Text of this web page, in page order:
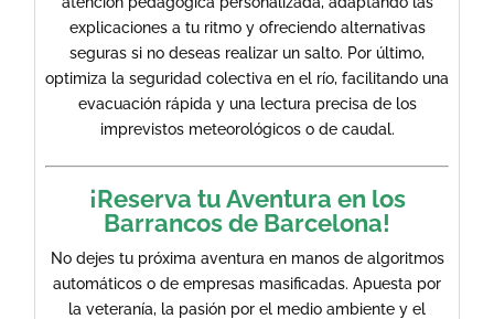
explicaciones a tu ritmo y ofreciendo alternativas
seguras si no deseas realizar un salto. Por último,
optimiza la seguridad colectiva en el río, facilitando una
evacuación rápida y una lectura precisa de los
imprevistos meteorológicos o de caudal.
​¡Reserva tu Aventura en los
Barrancos de Barcelona!
​No dejes tu próxima aventura en manos de algoritmos
automáticos o de empresas masificadas. Apuesta por
la veteranía, la pasión por el medio ambiente y el